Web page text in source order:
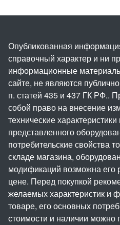
Опубликованная
справочный характер и ни
информационные
сайте, не являются
п. статей 435 и 437 ГК РФ..
собой право на внесение
технические
представленного
потребительские свойства
складе магазина,
модификаций возможна его
цене. Перед покупкой
желаемых характеристик и
товаре, его основных
стоимости и наличии можно